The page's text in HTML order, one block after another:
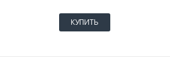
КУПИТЬ